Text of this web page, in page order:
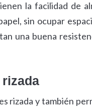
la facilidad de
sin ocupar
una buena
rizada y también